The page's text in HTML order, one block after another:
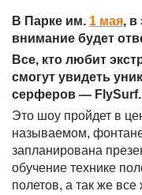
В Парке им. 1 мая, в
внимание будет
Все, кто любит
смогут увидеть
серферов — FlySurf.
Это шоу пройдет в
называемом,
запланирована
обучение технике
полетов, а так же